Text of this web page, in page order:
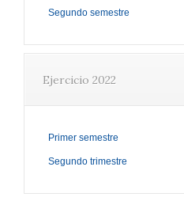
Segundo semestre
Ejercicio 2022
Primer semestre
Segundo trimestre